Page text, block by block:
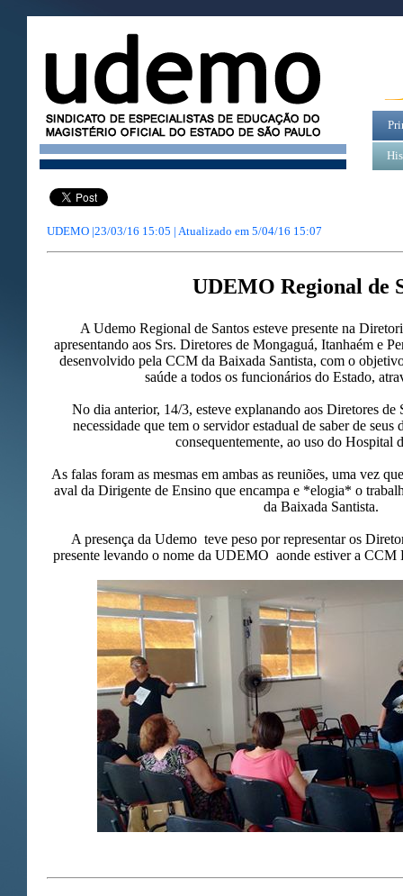
UDEMO |23/03/16 15:05 | Atualizado em 5/04/16 15:07
UDEMO Regional de
A Udemo Regional de Santos esteve presente na
apresentando aos Srs. Diretores de Mongaguá, Itanhaém e
desenvolvido pela CCM da Baixada Santista, com o
saúde a todos os funcionários do Estado,
No dia anterior, 14/3, esteve explanando aos Diretores de
necessidade que tem o servidor estadual de saber de
consequentemente, ao uso do Hospital
As falas foram as mesmas em ambas as reuniões, uma vez
aval da Dirigente de Ensino que encampa e *elogia* o
da Baixada Santista.
A presença da Udemo teve peso por representar os
presente levando o nome da UDEMO aonde estiver a CCM